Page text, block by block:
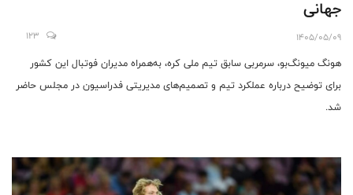
جهانی
1405/05/09
123
هونگ میونگ‌بو، سرمربی سابق تیم ملی کره، به‌همراه مدیران فوتبال این کشور
برای توضیح درباره عملکرد تیم و تصمیم‌های مدیریتی فدراسیون در مجلس حاضر
شد.